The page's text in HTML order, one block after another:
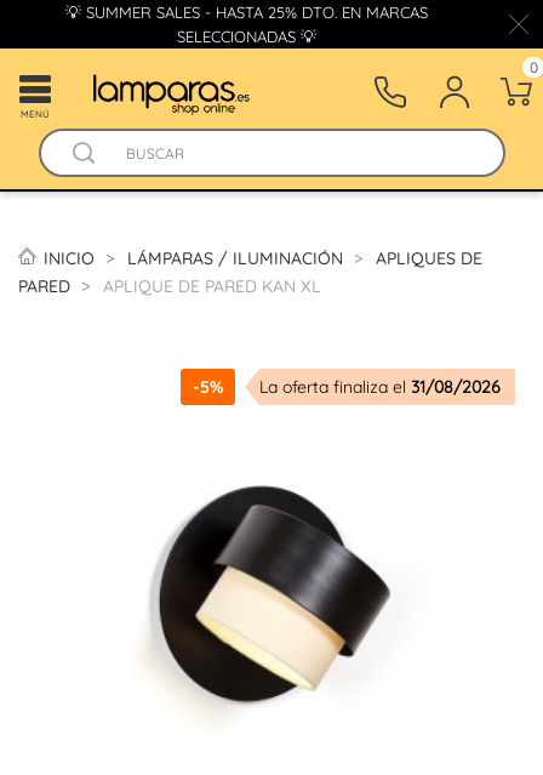
💡 SUMMER SALES - HASTA 25% DTO. EN MARCAS
SELECCIONADAS 💡
MENÚ
0
INICIO LÁMPARAS / ILUMINACIÓN
APLIQUES DE
PARED
APLIQUE DE PARED KAN XL
-5% La oferta finaliza el 31/08/2026